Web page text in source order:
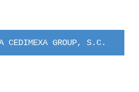
CEDIMEXA GROUP, S.C.